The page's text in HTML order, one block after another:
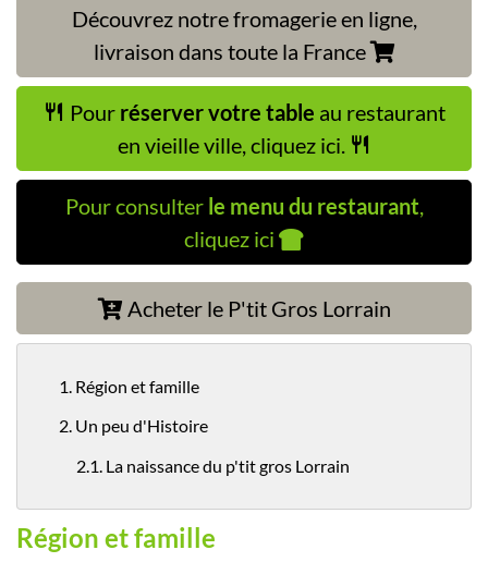
Découvrez notre fromagerie en ligne,
livraison dans toute la France
Pour réserver votre table au restaurant
en vieille ville, cliquez ici.
Pour consulter le menu du restaurant,
cliquez ici
Acheter le P'tit Gros Lorrain
1. Région et famille
2. Un peu d'Histoire
2.1. La naissance du p'tit gros Lorrain
Région et famille